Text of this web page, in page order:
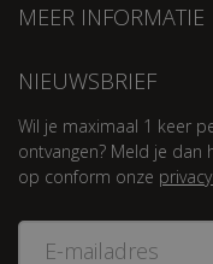
MEER INFORMATIE
NIEUWSBRIEF
Wil je maximaal 1 keer
ontvangen? Meld je dan
op conform onze